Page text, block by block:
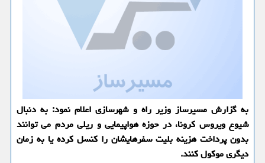
به گزارش مسیرساز وزیر راه و شهرسازی اعلام نمود: به دنبال
شیوع ویروس كرونا، در حوزه هواپیمایی و ریلی مردم می توانند
بدون پرداخت هزینه بلیت سفرهایشان را كنسل كرده یا به زمان
دیگری موكول كنند.